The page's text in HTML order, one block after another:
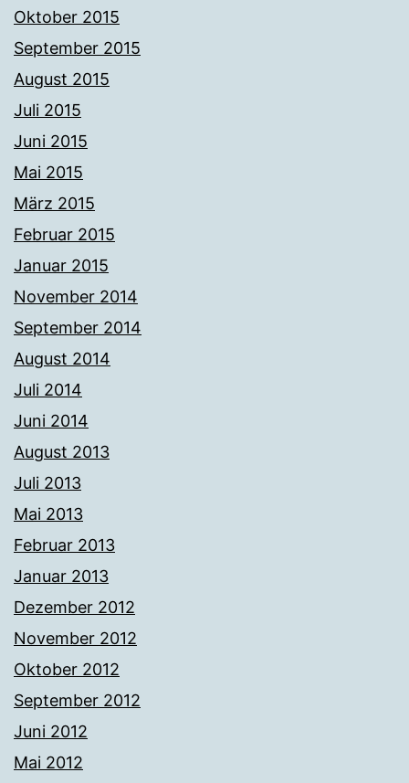
Oktober 2015
September 2015
August 2015
Juli 2015
Juni 2015
Mai 2015
März 2015
Februar 2015
Januar 2015
November 2014
September 2014
August 2014
Juli 2014
Juni 2014
August 2013
Juli 2013
Mai 2013
Februar 2013
Januar 2013
Dezember 2012
November 2012
Oktober 2012
September 2012
Juni 2012
Mai 2012